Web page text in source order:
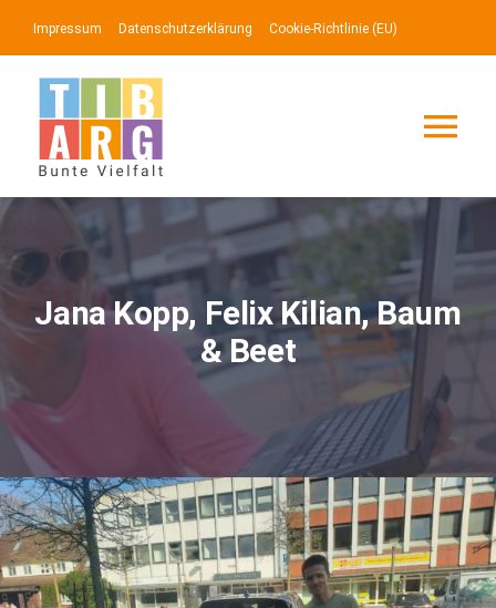
Inhalt
springen
Impressum Datenschutzerklärung Cookie-Richtlinie (EU)
Service
Impressionen
Über uns
Jana Kopp, Felix Kilian, Baum
& Beet
Zeige
grösseres
Bild